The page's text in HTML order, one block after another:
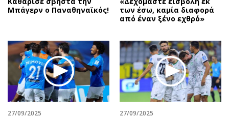
Μπάγερν ο Παναθηναϊκός!
των έσω, καμία διαφορά
από έναν ξένο εχθρό»
27/09/2025 27/09/2025